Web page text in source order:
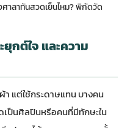
าลาทันสวดเย็นไหม? พิกัดวัด
กต์ใจ และความ
แต่ใช้กระดาษแทน บางคน
เป็นศิลปินหรือคนที่มีทักษะใน